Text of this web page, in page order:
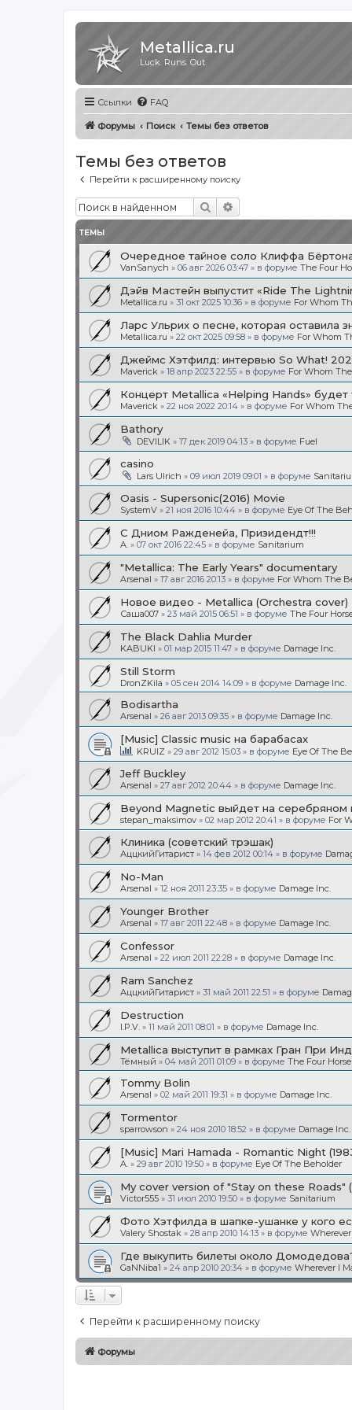
Metallica.ru
Luck. Runs. Out.
Ссылки FAQ
Форумы Поиск Темы без ответов
Темы без ответов
Перейти к расширенному поиску
Поиск
ТЕМЫ
Очередное тайное соло Клиффа
VanSanych » 06 авг 2026 03:47 » в форуме The Four
Дэйв Мастейн выпустит «Ride The
Metallica.ru » 31 окт 2025 10:36 » в форуме For Whom
Ларс Ульрих о песне, которая оставила
Metallica.ru » 22 окт 2025 09:58 » в форуме For Whom
Джеймс Хэтфилд: интервью So What!
Maverick » 18 апр 2023 22:55 » в форуме For Whom
Концерт Metallica «Helping Hands» будет
Maverick » 22 ноя 2022 20:14 » в форуме For Whom
Bathory
DEVILIK » 17 дек 2019 04:13 » в форуме Fuel
casino
Lars Ulrich » 09 июл 2019 09:01 » в форуме
Oasis - Supersonic(2016) Movie
SystemV » 21 ноя 2016 10:44 » в форуме Eye Of The
С Дниом Ражденейа, Призидендт!!!
A. » 07 окт 2016 22:45 » в форуме Sanitarium
"Metallica: The Early Years" documentary
Arsenal » 17 авг 2016 20:13 » в форуме For Whom The
Новое видео - Metallica (Orchestra cover)
Саша007 » 23 май 2015 06:51 » в форуме The Four
The Black Dahlia Murder
KABUKI » 01 мар 2015 11:47 » в форуме Damage Inc.
Still Storm
DronZKila » 05 сен 2014 14:09 » в форуме Damage Inc.
Bodisartha
Arsenal » 26 авг 2013 09:35 » в форуме Damage Inc.
[Music] Classic music на барабасах
KRUIZ » 29 авг 2012 15:03 » в форуме Eye Of The
Jeff Buckley
Arsenal » 27 авг 2012 20:44 » в форуме Damage Inc.
Beyond Magnetic выйдет на серебряном
stepan_maksimov » 02 мар 2012 20:41 » в форуме For
Клиника (советский трэшак)
АццкийГитарист » 14 фев 2012 00:14 » в форуме
No-Man
Arsenal » 12 ноя 2011 23:35 » в форуме Damage Inc.
Younger Brother
Arsenal » 17 авг 2011 22:48 » в форуме Damage Inc.
Confessor
Arsenal » 22 июл 2011 22:28 » в форуме Damage Inc.
Ram Sanchez
АццкийГитарист » 31 май 2011 22:51 » в форуме
Destruction
I.P.V. » 11 май 2011 08:01 » в форуме Damage Inc.
Metallica выступит в рамках Гран При
Тёмный » 04 май 2011 01:09 » в форуме The Four
Tommy Bolin
Arsenal » 02 май 2011 19:31 » в форуме Damage Inc.
Tormentor
sparrowson » 24 ноя 2010 18:52 » в форуме Damage Inc.
[Music] Mari Hamada - Romantic Night
A. » 29 авг 2010 19:50 » в форуме Eye Of The Beholder
My cover version of "Stay on these Roads"
Victor555 » 31 июл 2010 19:50 » в форуме Sanitarium
Фото Хэтфилда в шапке-ушанке у кого
Valery Shostak » 28 апр 2010 14:13 » в форуме
Где выкупить билеты около
GaNNiba1 » 24 апр 2010 20:34 » в форуме Wherever I
Перейти к расширенному поиску
Форумы